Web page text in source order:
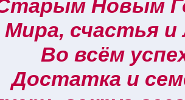
Новым
Мира, счастья
Во всём
Достатка и